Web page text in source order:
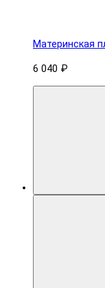
Материнская
6 040 ₽